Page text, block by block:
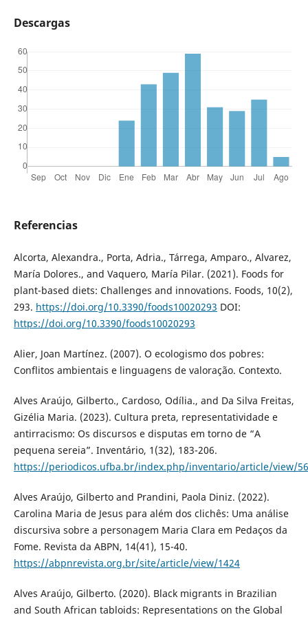
Descargas
Referencias
Alcorta, Alexandra., Porta, Adria., Tárrega, Amparo., Alvarez,
María Dolores., and Vaquero, María Pilar. (2021). Foods for
plant-based diets: Challenges and innovations. Foods, 10(2),
293. https://doi.org/10.3390/foods10020293 DOI:
https://doi.org/10.3390/foods10020293
Alier, Joan Martínez. (2007). O ecologismo dos pobres:
Conflitos ambientais e linguagens de valoração. Contexto.
Alves Araújo, Gilberto., Cardoso, Odília., and Da Silva Freitas,
Gizélia Maria. (2023). Cultura preta, representatividade e
antirracismo: Os discursos e disputas em torno de “A
pequena sereia”. Inventário, 1(32), 183-206.
https://periodicos.ufba.br/index.php/inventario/article/view/
Alves Araújo, Gilberto and Prandini, Paola Diniz. (2022).
Carolina Maria de Jesus para além dos clichês: Uma análise
discursiva sobre a personagem Maria Clara em Pedaços da
Fome. Revista da ABPN, 14(41), 15-40.
https://abpnrevista.org.br/site/article/view/1424
Alves Araújo, Gilberto. (2020). Black migrants in Brazilian
and South African tabloids: Representations on the Global